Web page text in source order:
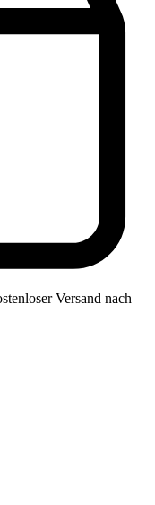
Versand nach